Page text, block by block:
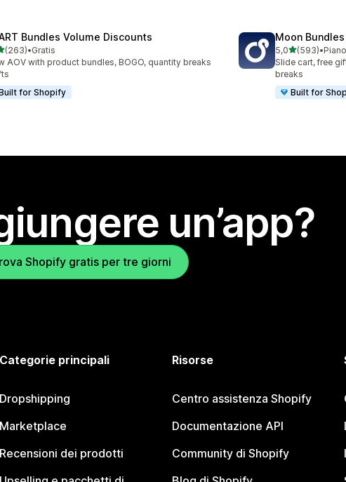
Bundles Volume Discounts
su 5
(263) totali
•Gratis
AOV with product bundles, BOGO, quantity breaks
for Shopify
Moon
5,0stelle su 5
(593)
593 recensioni
•
Slide cart, free
breaks
Built for
un’app?
Shopify gratis per tre giorni
Categorie principali
Dropshipping
Marketplace
Recensioni dei prodotti
Risorse
Centro assistenza Shopify
Documentazione API
Community di Shopify